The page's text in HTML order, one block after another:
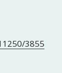
3855